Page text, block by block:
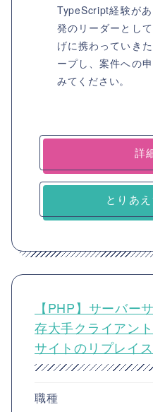
TypeScript経験が
発のリーダーとし
げに携わっていき
ープし、案件への
みてください。
詳
とりあ
【PHP】サーバ
存大手クライアン
サイトのリプレイス
職種